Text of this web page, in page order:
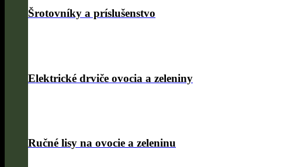
Šrotovníky a príslušenstvo
Elektrické drviče ovocia a zeleniny
Ručné lisy na ovocie a zeleninu